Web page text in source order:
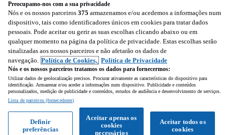
Ligar WhatsApp
Preocupamo-nos com a sua privacidade
Nós e os nossos parceiros 375 armazenamos e/ou acedemos a informações num
dispositivo, tais como identificadores únicos em cookies para tratar dados
pessoais. Pode aceitar ou gerir as suas escolhas clicando abaixo ou em
qualquer momento na página da política de privacidade. Estas escolhas serão
sinalizadas aos nossos parceiros e não afetarão os dados de
navegação. Política de Cookies, Política de Privacidade
Nós e os nossos parceiros tratamos os dados para fornecermos:
Utilizar dados de geolocalização precisos. Procurar ativamente as características do dispositivo para
identificação. Armazenar e/ou aceder a informações num dispositivo. Publicidade e conteúdos
personalizados, medição de publicidade e conteúdos, estudos de audiência e desenvolvimento de serviços.
Lista de parceiros (fornecedores)
Aceitar todos os
cookies
Aceitar apenas os
cookies
necessários
Definir
preferências